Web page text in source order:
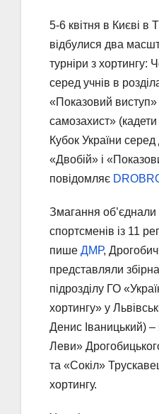
5-6 квітня в Києві в
відбулися два
турніри з хортингу:
серед учнів в
«Показовий
самозахист»
Кубок України
«Двобій» і
повідомляє
Змагання
спортсменів із 11
пише ДМР,
представляли
підрозділу ГО
хортингу» у
Денис Іваницький) –
Леви»
та «Сокіл»
хортингу.